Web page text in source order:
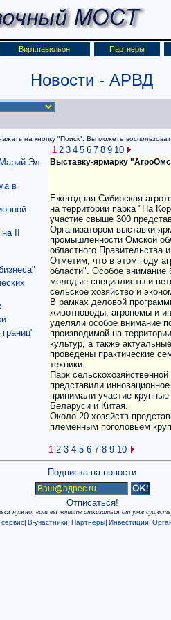
Вирт.павильон Партнеры
Новости - АРВД
на кнопку "Поиск". Вы можете
1 2 3 4 5 6 7 8 9 10
Марий Эл
в
II
1 2 3 4 5 6 7 8 9 10
Подписка на новости
Отписаться!
нужно, если вы хотите отказаться от уже
| В-участники| Партнеры| Инвестиции|